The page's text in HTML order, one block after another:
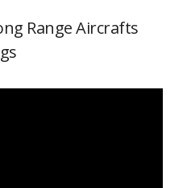
Range Aircrafts